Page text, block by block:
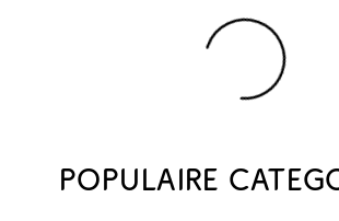
POPULAIRE